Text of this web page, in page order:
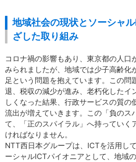
地域社会の現状とソーシャ
ざした取り組み
コロナ禍の影響もあり、東京都の人口
みられましたが、地域では少子高齢化
足という問題を抱えています。この問
退、税収の減少が進み、老朽化したイ
しくなった結果、行政サービスの質の
流出が増えていきます。この「負のス
て、「正のスパイラル」へ持っていく
ければなりません。
NTT西日本グループは、ICTを活用し
ーシャルICTパイオニアとして、地域